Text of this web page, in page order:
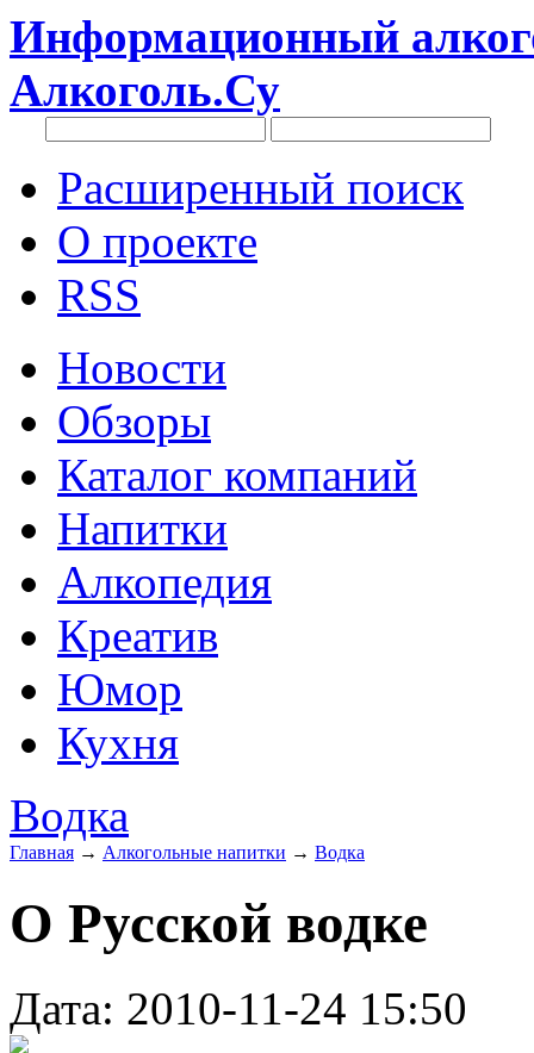
Информационный
Алкоголь.Су
Расширенный поиск
О проекте
RSS
Новости
Обзоры
Каталог компаний
Напитки
Алкопедия
Креатив
Юмор
Кухня
Водка
Главная → Алкогольные напитки → Водка
О Русской водке
Дата: 2010-11-24 15:50